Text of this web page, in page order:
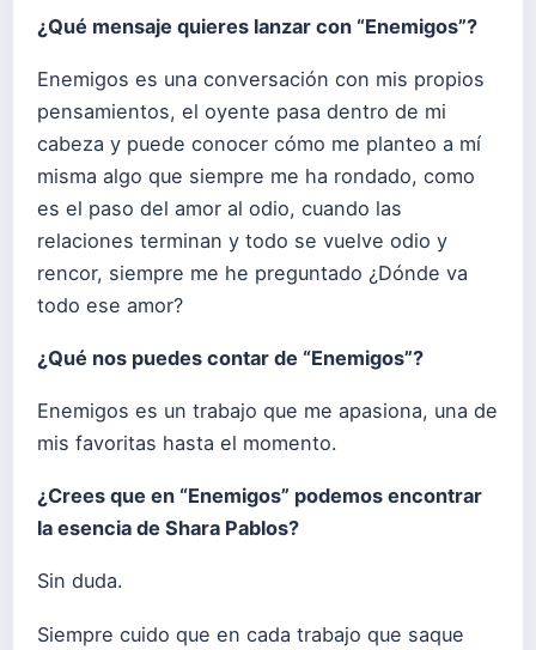
¿Qué mensaje quieres lanzar con “Enemigos”?
Enemigos es una conversación con mis propios
pensamientos, el oyente pasa dentro de mi
cabeza y puede conocer cómo me planteo a mí
misma algo que siempre me ha rondado, como
es el paso del amor al odio, cuando las
relaciones terminan y todo se vuelve odio y
rencor, siempre me he preguntado ¿Dónde va
todo ese amor?
¿Qué nos puedes contar de “Enemigos”?
Enemigos es un trabajo que me apasiona, una de
mis favoritas hasta el momento.
¿Crees que en “Enemigos” podemos encontrar
la esencia de Shara Pablos?
Sin duda.
Siempre cuido que en cada trabajo que saque